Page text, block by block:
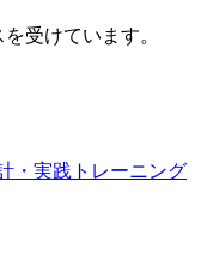
受けています。
・実践トレーニング